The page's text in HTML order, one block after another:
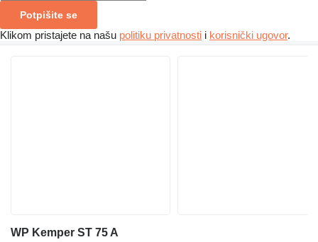
Potpišite se
Klikom pristajete na našu politiku privatnosti i korisnički ugovor.
WP Kemper ST 75 A